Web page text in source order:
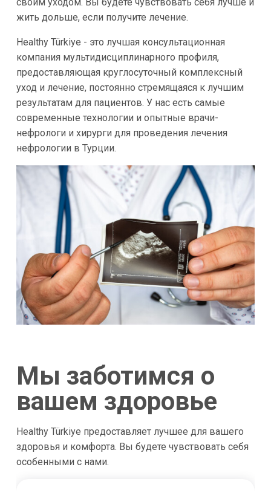
жить дольше, если получите лечение.
Healthy Türkiye - это лучшая консультационная
компания мультидисциплинарного профиля,
предоставляющая круглосуточный комплексный
уход и лечение, постоянно стремящаяся к лучшим
результатам для пациентов. У нас есть самые
современные технологии и опытные врачи-
нефрологи и хирурги для проведения лечения
нефрологии в Турции.
Мы заботимся о
вашем здоровье
Healthy Türkiye предоставляет лучшее для вашего
здоровья и комфорта. Вы будете чувствовать себя
особенными с нами.